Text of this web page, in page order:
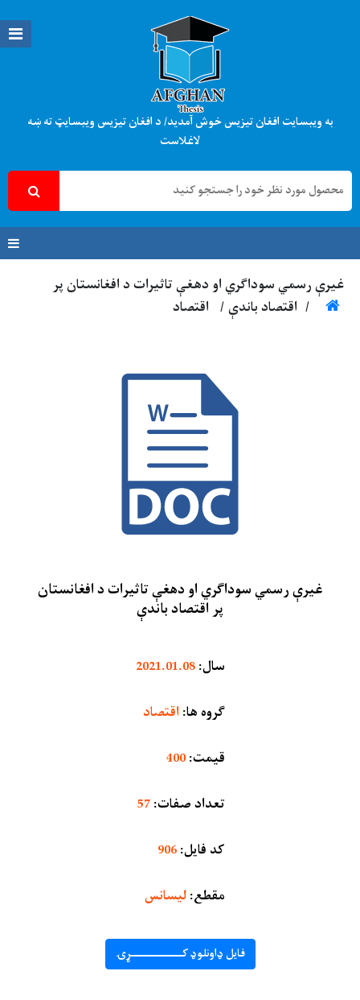
به ویبسایت افغان تیزیس خوش آمدید/ د افغان تیزیس ویبسایټ ته ښه
لاغلاست
غیرې رسمي سوداګري او دهغې تاثیرات د افغانستان پر
اقتصاد باندې/ اقتصاد /
غیرې رسمي سوداګري او دهغې تاثیرات د افغانستان
پر اقتصاد باندې
سال:
2021.01.08
ګروه ها:اقتصاد
قیمت:
400
تعداد صفات:
57
کد فایل:
906
مقطع:لیسانس
فایل ډاونلوډ کــــــــــــــــړۍ